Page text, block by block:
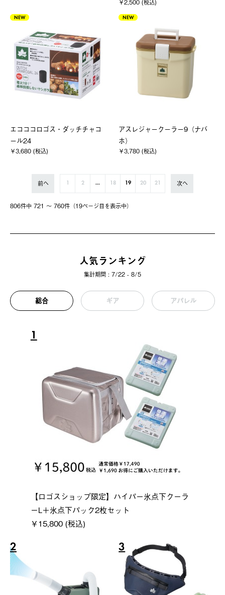
￥2,500 (税込)
NEW
エコココロゴス・ダッチチャコ
ール24
￥3,680 (税込)
NEW
アスレジャークーラー9（ナバ
ホ）
￥3,780 (税込)
806件中 721 〜 760件（19ページ⽬を表⽰中）
前へ 1 2 ... 18 19 20 21 次へ
人気ランキング
集計期間 : 7/22 - 8/5
総合 ギア アパレル
1
【ロゴスショップ限定】ハイパー氷点下クーラ
ーL＋氷点下パック2枚セット
￥15,800 (税込)
2 3